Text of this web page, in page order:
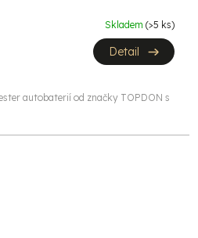
M
A
Skladem (>5 ks)
Detail
autobaterií od značky TOPDON s